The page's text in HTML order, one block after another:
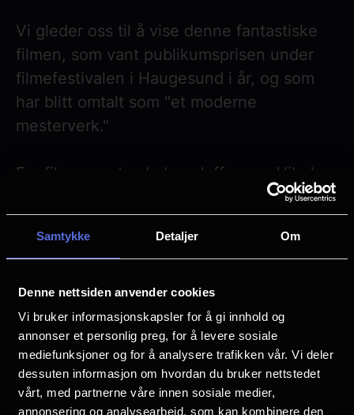
Samtykke Detaljer Om
Denne nettsiden anvender cookies
Vi bruker informasjonskapsler for å gi innhold og
annonser et personlig preg, for å levere sosiale
mediefunksjoner og for å analysere trafikken vår. Vi deler
dessuten informasjon om hvordan du bruker nettstedet
vårt, med partnerne våre innen sosiale medier,
annonsering og analysearbeid, som kan kombinere den
Vi gleder oss til å vise denne fantastiske
filmen, som vant publikumsprisen under
filmefestivalen i Haugesund i år, og som
har blitt omtalt som "et moderne
mesterverk."
Før filmen møtes Lubna Jaffery og Vibeke
Skistad til en samtale om de sentrale
temaene i filmen.
Delia er en husmor i etterkrigstidens Roma
på slutten av 1940-tallet - en by delt
mellom frigjøringens positive følger og de
økonomiske utfordringene etter krigen. Til
tross for daglige kamper med husarbeid og